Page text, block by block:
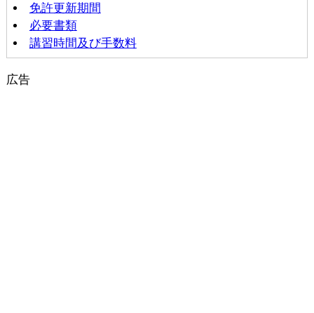
免許更新期間
必要書類
講習時間及び手数料
広告